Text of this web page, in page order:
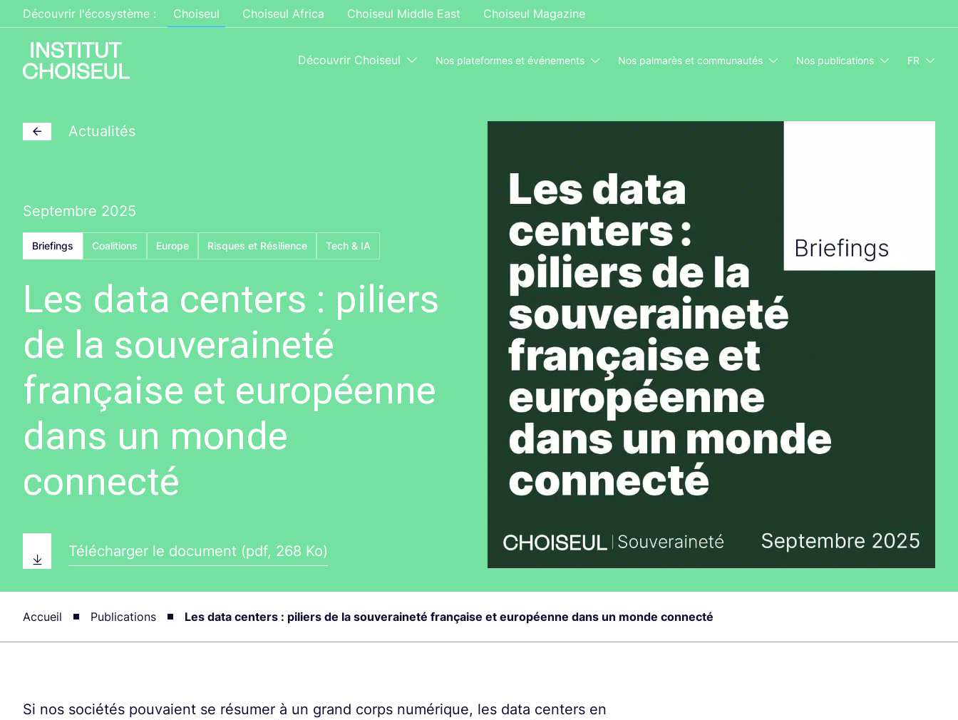
Découvrir l'écosystème : Choiseul Choiseul Africa Choiseul Middle East Choiseul Magazine
Découvrir Choiseul Nos plateformes et événements Nos palmarès et communautés Nos publications FR
Actualités
Septembre 2025
Briefings Coalitions Europe Risques et Résilience Tech & IA
Les data centers : piliers
de la souveraineté
française et européenne
dans un monde
connecté
Télécharger le document (pdf, 268 Ko)
Accueil Publications Les data centers : piliers de la souveraineté française et européenne dans un monde connecté
Si nos sociétés pouvaient se résumer à un grand corps numérique, les data centers en